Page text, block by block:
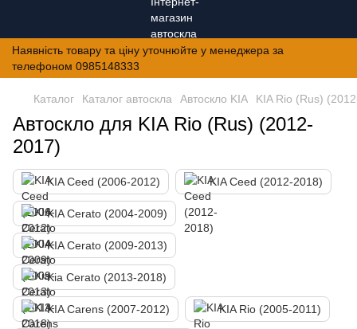
Наявність товару та ціну уточнюйте у менеджера за
телефоном 0985148333
Каталог Каталог автоскла Автоскло KIA KIA Rio (Rus)
Автоскло для KIA Rio (Rus) (2012-
2017)
KIA Ceed (2006-2012) KIA Ceed (2012-2018)
KIA Cerato (2004-2009)
KIA Cerato (2009-2013)
Kia Cerato (2013-2018)
KIA Carens (2007-2012) KIA Rio (2005-2011)